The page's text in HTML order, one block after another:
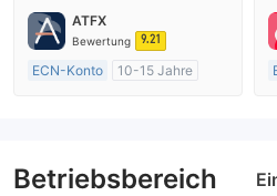
Market Making (MM)
MT4-Volllizenz
ATFX
Bewertung 9.21
ECN-Konto
10-15 Jahre
Betriebsbereich